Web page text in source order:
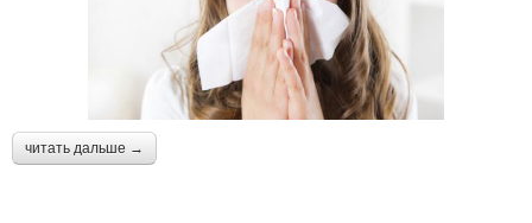
читать дальше →